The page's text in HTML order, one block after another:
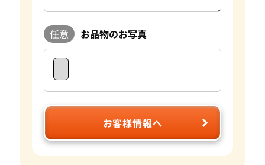
タッフやダイヤモンドテスターなどの専門の査定具を完備し
ているため、全国の店舗ですぐに正確な査定が可能です。 気
になるお品物がございましたら是非おたからやをご利用くだ
任意 お品物のお写真
お客様情報へ